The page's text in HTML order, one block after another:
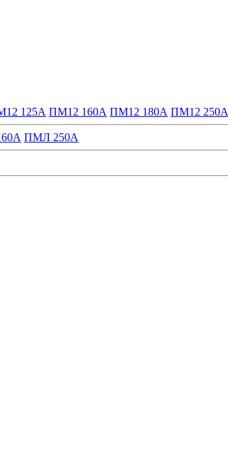
125А ПМ12 160А ПМ12 180А ПМ12 250А
ПМЛ 250А